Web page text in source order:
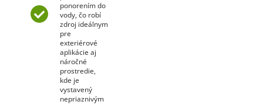
ponorením do
vody, čo robí
zdroj ideálnym
pre
exteriérové
aplikácie aj
náročné
prostredie,
kde je
vystavený
nepriaznivým